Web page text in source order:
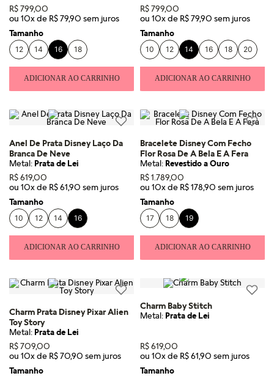
R$799,00
ou 10x de R$79,90
Tamanho
12 14 16 18
ADICIONAR AO CARRINHO
R$799,00
ou 10x de R$79,90
Tamanho
10 12 14 16 18 20
ADICIONAR AO CARRINHO
Anel De Prata Disney Laço Da
Branca De Neve
Metal:Prata de Lei
R$619,00
ou 10x de R$61,90
Tamanho
10 12 14 16
ADICIONAR AO CARRINHO
Bracelete Disney Com Fecho
Flor Rosa De A Bela E A Fera
Metal:Revestido a Ouro
R$1 789,00
ou 10x de R$178,90
Tamanho
17 18 19
ADICIONAR AO CARRINHO
Charm Prata Disney Pixar Alien
Toy Story
Metal:Prata de Lei
R$709,00
ou 10x de R$70,90
Tamanho
Charm Baby Stitch
Metal:Prata de Lei
R$619,00
ou 10x de R$61,90
Tamanho